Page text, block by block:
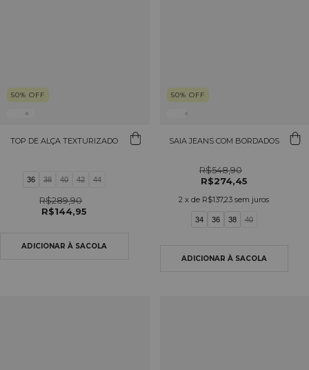
50% OFF
TOP DE ALÇA TEXTURIZADO
36 38 40 42 44
R$289,90
R$144,95
50% OFF
SAIA JEANS COM BORDADOS
R$548,90
R$274,45
2 x de R$137,23 sem juros
34 36 38 40